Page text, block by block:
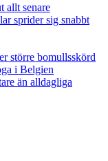
allt senare
sprider sig snabbt
större bomullsskörd
i Belgien
än alldagliga